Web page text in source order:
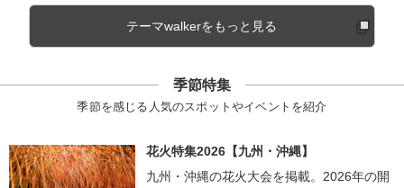
テーマwalkerをもっと見る
季節特集
季節を感じる人気のスポットやイベントを紹介
花火特集2026【九州・沖縄】
九州・沖縄の花火大会を掲載。2026年の開